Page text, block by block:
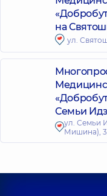
на
ул.
Семьи
ул. Семьи
Мишина),